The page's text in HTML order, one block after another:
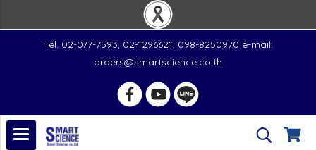
Tel. 02-077-7593, 02-1296621, 098-8250970 e-mail:
orders@smartscience.co.th